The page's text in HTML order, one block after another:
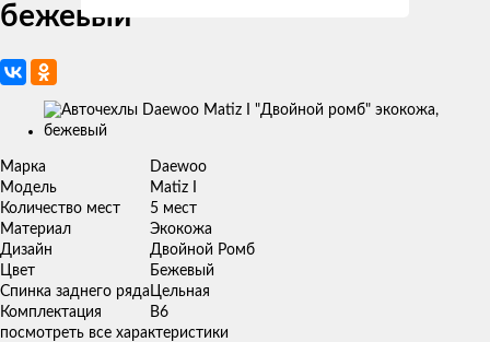
бежевый
Изображения
Марка
Daewoo
Модель
Matiz I
Количество мест
5 мест
Материал
Экокожа
Дизайн
Двойной Ромб
Цвет
Бежевый
Спинка заднего ряда Цельная
Комплектация
В6
посмотреть все характеристики